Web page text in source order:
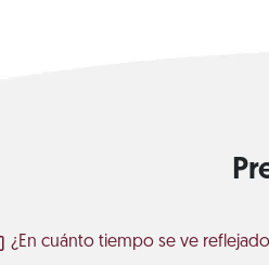
¿En cuánto tiempo se ve